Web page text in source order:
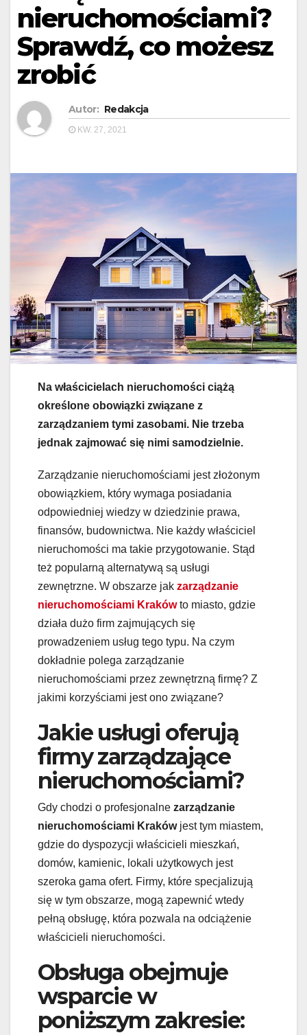
nieruchomościami?
Sprawdź, co możesz
zrobić
Autor: Redakcja
KW. 27, 2021
Na właścicielach nieruchomości ciążą
określone obowiązki związane z
zarządzaniem tymi zasobami. Nie trzeba
jednak zajmować się nimi samodzielnie.
Zarządzanie nieruchomościami jest złożonym
obowiązkiem, który wymaga posiadania
odpowiedniej wiedzy w dziedzinie prawa,
finansów, budownictwa. Nie każdy właściciel
nieruchomości ma takie przygotowanie. Stąd
też popularną alternatywą są usługi
zewnętrzne. W obszarze jak zarządzanie
nieruchomościami Krakówto miasto, gdzie
działa dużo firm zajmujących się
prowadzeniem usług tego typu. Na czym
dokładnie polega zarządzanie
nieruchomościami przez zewnętrzną firmę? Z
jakimi korzyściami jest ono związane?
Jakie usługi oferują
firmy zarządzające
nieruchomościami?
Gdy chodzi o profesjonalne zarządzanie
nieruchomościami Krakówjest tym miastem,
gdzie do dyspozycji właścicieli mieszkań,
domów, kamienic, lokali użytkowych jest
szeroka gama ofert. Firmy, które specjalizują
się w tym obszarze, mogą zapewnić wtedy
pełną obsługę, która pozwala na odciążenie
właścicieli nieruchomości.
Obsługa obejmuje
wsparcie w
poniższym zakresie: